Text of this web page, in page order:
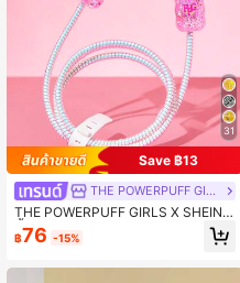
31
Save ฿13
THE POWERPUFF GIRLS
THE POWERPUFF GIRLS X SHEIN 3
ชิ้น ปลอกป้องกันสายเคเบิลข้อมูล, เหมา
ะสำหรับที่ชาร์จ , ลายพิมพ์เชอร์รี่, ปลอก
฿76 -15%